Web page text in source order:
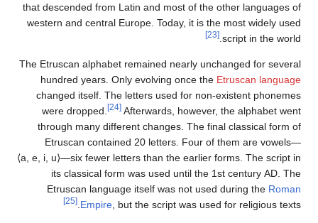
that descended from Latin and most of the other languages of
western and central Europe. Today, it is the most widely used
script in the world.
[23]
The Etruscan alphabet remained nearly unchanged for several
hundred years. Only evolving once the Etruscan language
changed itself. The letters used for non-existent phonemes
were dropped.
[24] Afterwards, however, the alphabet went
through many different changes. The final classical form of
Etruscan contained 20 letters. Four of them are vowels—
⟨a, e, i, u⟩—six fewer letters than the earlier forms. The script in
its classical form was used until the 1st century AD. The
Etruscan language itself was not used during the Roman
Empire , but the script was used for religious texts.
[25]